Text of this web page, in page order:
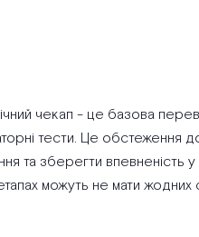
чекап - це базова
тести. Це обстеження
та зберегти впевненість
можуть не мати жодних